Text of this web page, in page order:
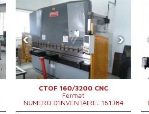
‹ ›
CTOF 160/3200 CNC
Fermat
NUMERO D'INVENTAIRE: 161384